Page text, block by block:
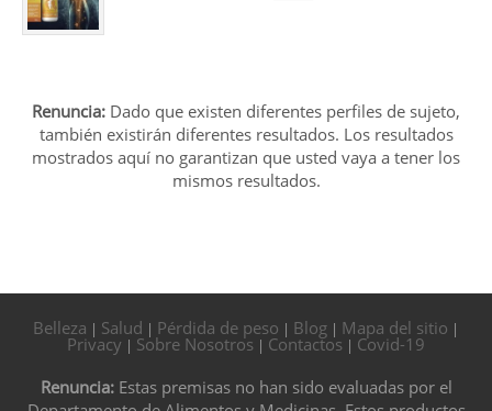
Renuncia: Dado que existen diferentes perfiles de sujeto,
también existirán diferentes resultados. Los resultados
mostrados aquí no garantizan que usted vaya a tener los
mismos resultados.
Belleza | Salud | Pérdida de peso | Blog | Mapa del sitio |
Privacy | Sobre Nosotros | Contactos | Covid-19
Renuncia:Estas premisas no han sido evaluadas por el